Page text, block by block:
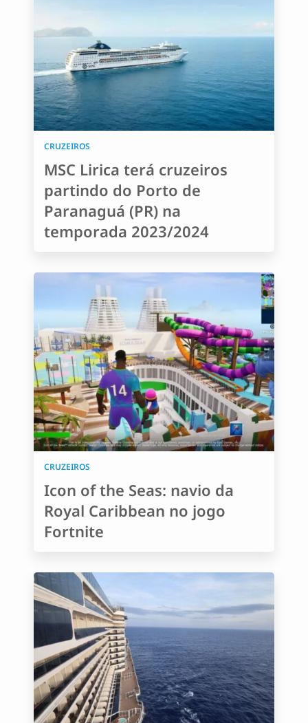
CRUZEIROS
MSC Lirica terá cruzeiros
partindo do Porto de
Paranaguá (PR) na
temporada 2023/2024
CRUZEIROS
Icon of the Seas: navio da
Royal Caribbean no jogo
Fortnite